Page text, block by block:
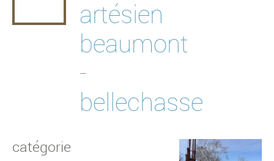
puits municipaux
forages spécialisés
artésien
beaumont
-
bellechasse
catégorie